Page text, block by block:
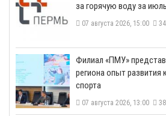
за горячую воду за июль
07 августа 2026, 15:00
​Филиал «ПМУ»
региона опыт развития
спорта
07 августа 2026, 13:00